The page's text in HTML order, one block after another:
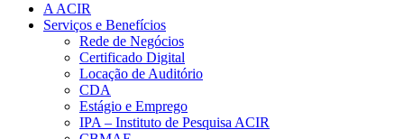
A ACIR
Serviços e Benefícios
Rede de Negócios
Certificado Digital
Locação de Auditório
CDA
Estágio e Emprego
IPA – Instituto de Pesquisa ACIR